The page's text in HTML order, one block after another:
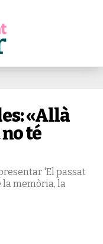
«Allà
té
'El passat
la memòria, la